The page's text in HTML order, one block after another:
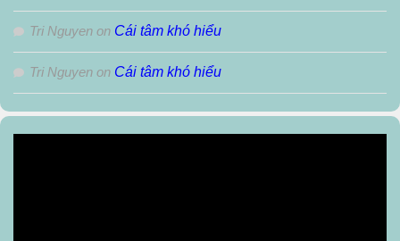
Tri Nguyen on Cái tâm khó hiểu
Tri Nguyen on Cái tâm khó hiểu